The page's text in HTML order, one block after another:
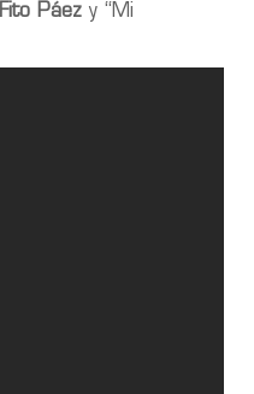
Fito Páez y “Mi